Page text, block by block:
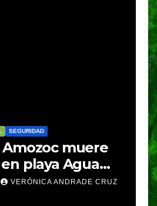
muere
playa Agua
Veracruz
VERÓNICA ANDRADE CRUZ